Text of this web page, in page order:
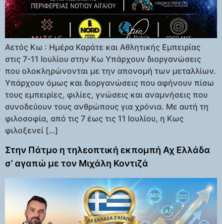
Αετός Κω : Ημέρα Καράτε και Αθλητικής Εμπειρίας
στις 7-11 Ιουλίου στην Κω Υπάρχουν διοργανώσεις
που ολοκληρώνονται με την απονομή των μεταλλίων.
Υπάρχουν όμως και διοργανώσεις που αφήνουν πίσω
τους εμπειρίες, φιλίες, γνώσεις και αναμνήσεις που
συνοδεύουν τους ανθρώπους για χρόνια. Με αυτή τη
φιλοσοφία, από τις 7 έως τις 11 Ιουλίου, η Κως
φιλοξενεί […]
Στην Πάτμο η τηλεοπτική εκπομπή Αχ Ελλάδα
σ’ αγαπώ με τον Μιχάλη Κοντιζά